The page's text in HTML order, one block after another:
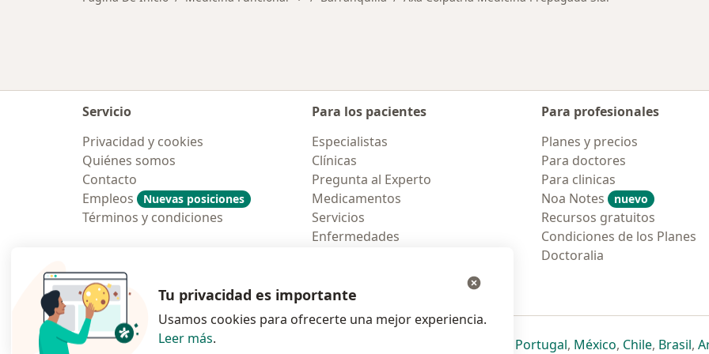
Servicio
Privacidad y cookies
Quiénes somos
Contacto
Empleos
Nuevas posiciones
Términos y condiciones
Para los pacientes
Especialistas
Clínicas
Pregunta al Experto
Medicamentos
Servicios
Enfermedades
Para profesionales
Planes y precios
Para doctores
Para clinicas
Noa Notes
nuevo
Recursos gratuitos
Condiciones de los Planes
Doctoralia
Polska se abre en una nueva pestaña
se abre en una nueva pestaña
se abre en una nueva pestaña
se abre en una nueva pestaña
Portugalse abre en una nueva
, Méxicose abre en una
, Chilese abre
, Brasilse
,
Tu privacidad es importante
Usamos cookies para ofrecerte una mejor experiencia.
Leer más.